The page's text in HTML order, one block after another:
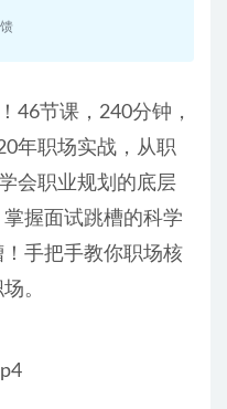
46节课，240分钟，
年职场实战，从职
会职业规划的底层
握面试跳槽的科学
手把手教你职场核
。